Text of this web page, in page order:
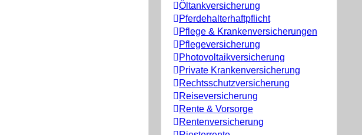
Öltankversicherung
Pferdehalterhaftpflicht
Pflege & Krankenversicherungen
Pflegeversicherung
Photovoltaikversicherung
Private Krankenversicherung
Rechtsschutzversicherung
Reiseversicherung
Rente & Vorsorge
Rentenversicherung